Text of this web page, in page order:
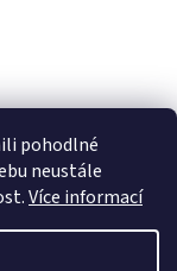
pohodlné
neustále
Více informací